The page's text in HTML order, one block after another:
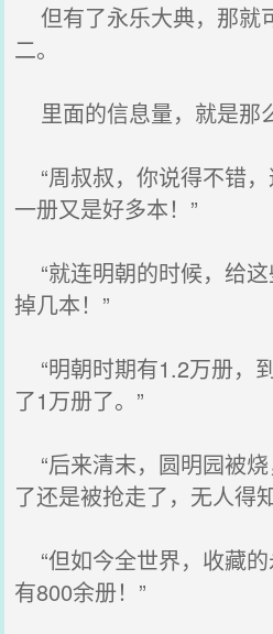
但有了永乐大典，那就
二。
里面的信息量，就是那
“周叔叔，你说得不错，
一册又是好多本！”
“就连明朝的时候，给
掉几本！”
“明朝时期有1.2万册，
了1万册了。”
“后来清末，圆明园被
了还是被抢走了，无人得
“但如今全世界，收藏
有800余册！”